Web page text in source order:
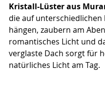
Kristall-Lüster aus
die auf unterschiedlichen
hängen, zaubern am
romantisches Licht und
verglaste Dach sorgt für
natürliches Licht am Tag.